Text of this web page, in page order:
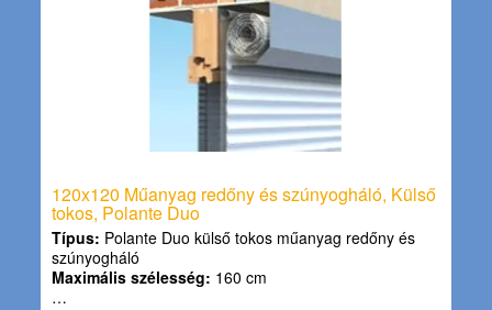
120x120 Műanyag redőny és szúnyogháló, Külső
tokos, Polante Duo
Típus: Polante Duo külső tokos műanyag redőny és
szúnyogháló
Maximális szélesség: 160 cm
…